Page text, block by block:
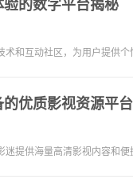
的数字平台揭秘
和互动社区，为用户提供
优质影视资源平台
提供海量高清影视内容和便